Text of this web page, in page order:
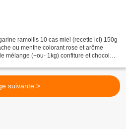
ramollis 10 cas miel (recette ici) 150g
ou menthe colorant rose et arôme
mélange (+ou- 1kg) confiture et chocolat
suivante >